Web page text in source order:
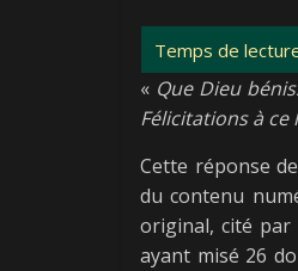
« Que Dieu
Félicitations à ce
Cette réponse
du contenu
original, cité par
ayant misé 26